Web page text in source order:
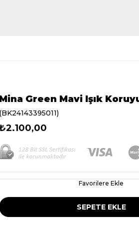
Mina Green Mavi Işık
(BK24143395011)
Favorilere Ekle